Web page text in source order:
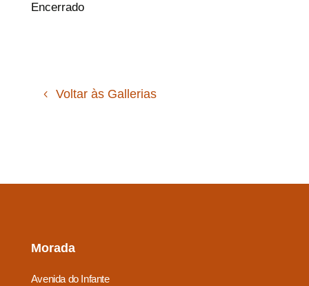
Encerrado
Voltar às Gallerias
Morada
Avenida do Infante